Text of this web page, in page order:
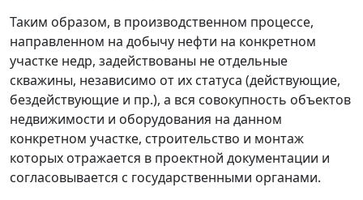
Таким образом, в производственном процессе,
направленном на добычу нефти на конкретном
участке недр, задействованы не отдельные
скважины, независимо от их статуса (действующие,
бездействующие и пр.), а вся совокупность объектов
недвижимости и оборудования на данном
конкретном участке, строительство и монтаж
которых отражается в проектной документации и
согласовывается с государственными органами.